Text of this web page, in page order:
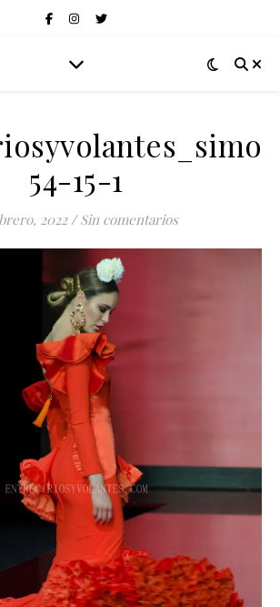
54-15-1
2022 / Sin comentarios